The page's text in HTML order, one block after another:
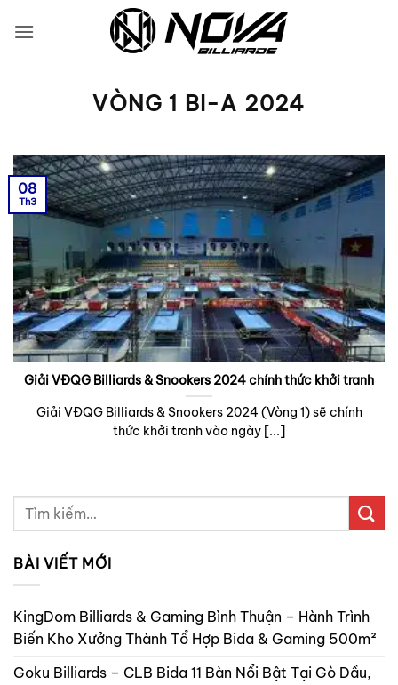
qua
VÒNG 1 BI-A 2024
Giải VĐQG Billiards & Snookers 2024 chính thức khởi tranh
Giải VĐQG Billiards & Snookers 2024 (Vòng 1) sẽ chính
thức khởi tranh vào ngày [...]
08
Th3
BÀI VIẾT MỚI
KingDom Billiards & Gaming Bình Thuận – Hành Trình
Biến Kho Xưởng Thành Tổ Hợp Bida & Gaming 500m²
Goku Billiards – CLB Bida 11 Bàn Nổi Bật Tại Gò Dầu,